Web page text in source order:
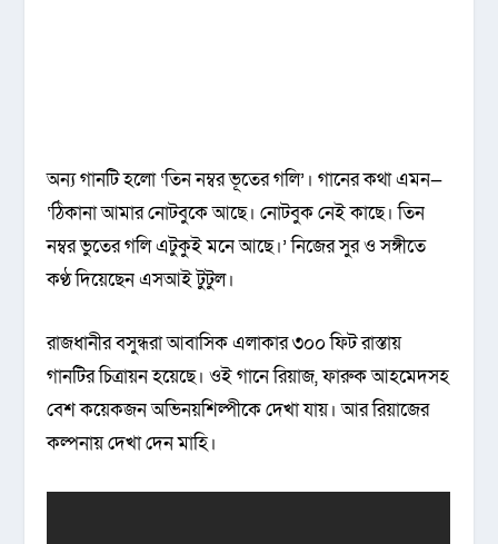
অন্য গানটি হলো ‌‘তিন নম্বর ভূতের গলি’। গানের কথা এমন—
‘ঠিকানা আমার নোটবুকে আছে। নোটবুক নেই কাছে। তিন
নম্বর ভুতের গলি এটুকুই মনে আছে।’ নিজের সুর ও সঙ্গীতে
কণ্ঠ দিয়েছেন এসআই টুটুল।
রাজধানীর বসুন্ধরা আবাসিক এলাকার ৩০০ ফিট রাস্তায়
গানটির চিত্রায়ন হয়েছে। ওই গানে রিয়াজ, ফারুক আহমেদসহ
বেশ কয়েকজন অভিনয়শিল্পীকে দেখা যায়। আর রিয়াজের
কল্পনায় দেখা দেন মাহি।